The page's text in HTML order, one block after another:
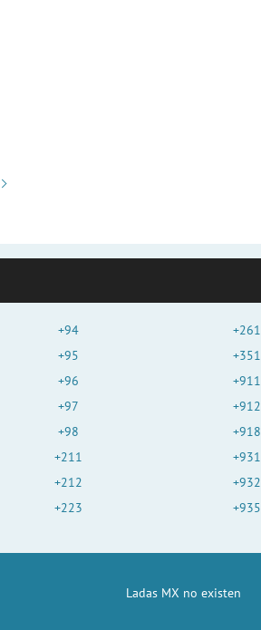
+94
+95
+96
+97
+98
+211
+212
+223
+261
+351
+911
+912
+918
+931
+932
+935
Ladas MX no existen